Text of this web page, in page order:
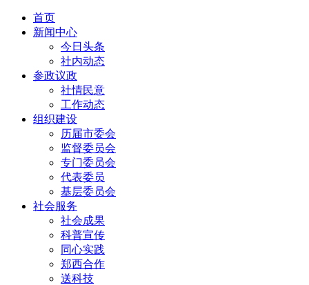
首页
新闻中心
今日头条
社内动态
参政议政
社情民意
工作动态
组织建设
历届市委会
监督委员会
专门委员会
代表委员
基层委员会
社会服务
社会成果
科普宣传
同心实践
郑西合作
送科技